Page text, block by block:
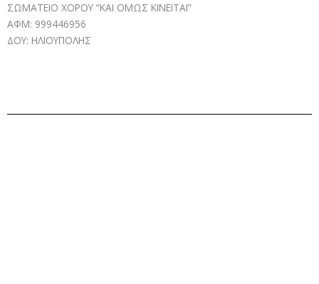
ΣΩΜΑΤΕΙΟ ΧΟΡΟΥ “ΚΑΙ ΟΜΩΣ ΚΙΝΕΙΤΑΙ”
ΑΦΜ: 999446956
ΔΟΥ: ΗΛΙΟΥΠΟΛΗΣ